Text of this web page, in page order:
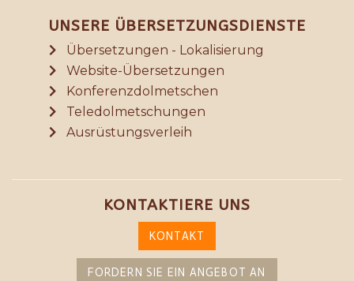
UNSERE ÜBERSETZUNGSDIENSTE
Übersetzungen - Lokalisierung
Website-Übersetzungen
Konferenzdolmetschen
Teledolmetschungen
Ausrüstungsverleih
KONTAKTIERE UNS
KONTAKT
FORDERN SIE EIN ANGEBOT AN